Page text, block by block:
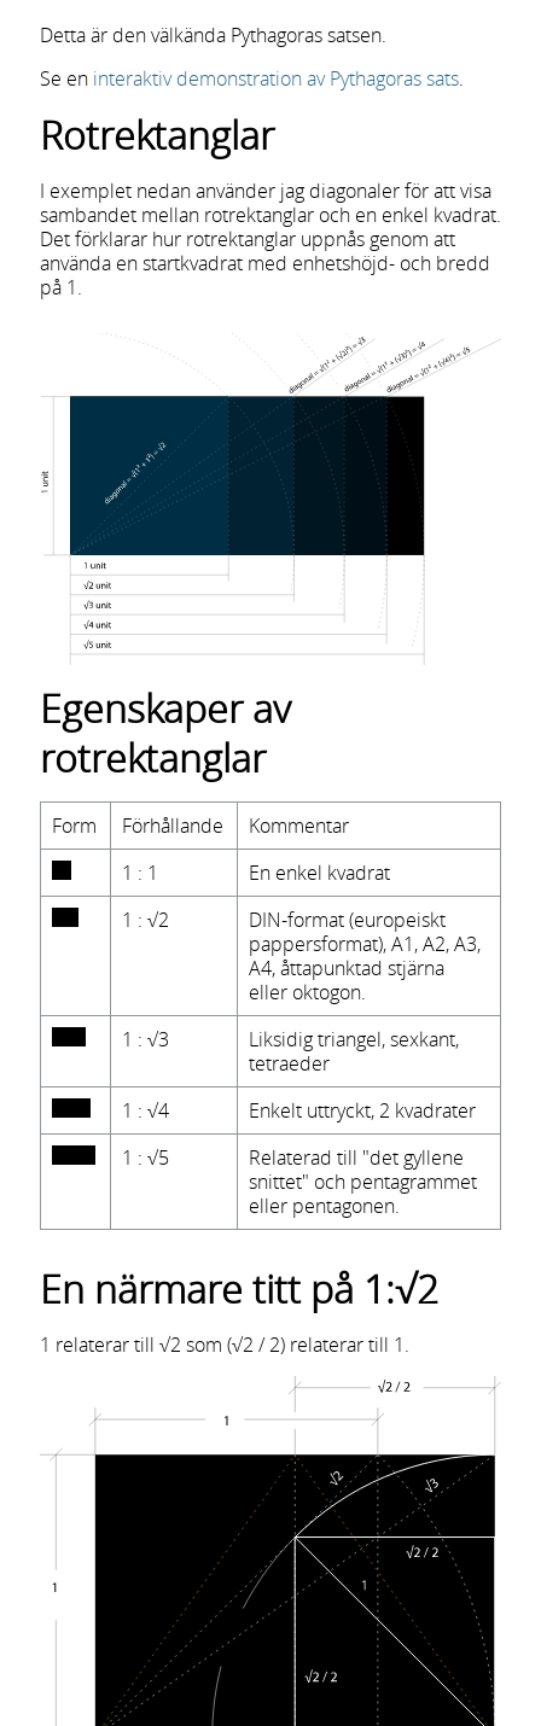
Detta är den välkända Pythagoras satsen.
Se en interaktiv demonstration av Pythagoras sats.
Rotrektanglar
I exemplet nedan använder jag diagonaler för att visa
sambandet mellan rotrektanglar och en enkel kvadrat.
Det förklarar hur rotrektanglar uppnås genom att
använda en startkvadrat med enhetshöjd- och bredd
på 1.
Egenskaper av
rotrektanglar
Form Förhållande
Kommentar
1 : 1
En enkel kvadrat
1 : √2
DIN-format (europeiskt
pappersformat), A1, A2, A3,
A4, åttapunktad stjärna
eller oktogon.
1 : √3
Liksidig triangel, sexkant,
tetraeder
1 : √4
Enkelt uttryckt, 2 kvadrater
1 : √5
Relaterad till "det gyllene
snittet" och pentagrammet
eller pentagonen.
En närmare titt på 1:√2
1 relaterar till √2 som (√2 / 2) relaterar till 1.